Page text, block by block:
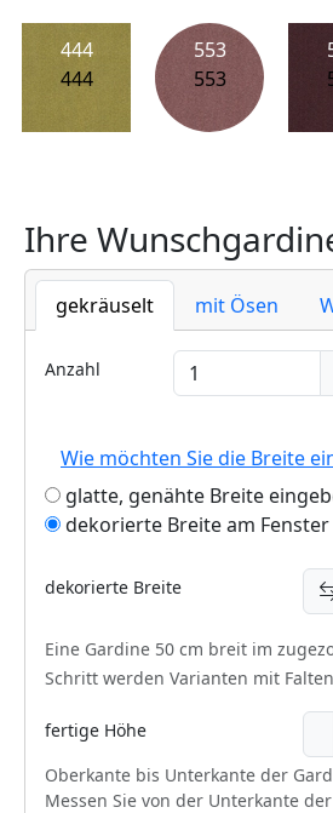
444
444
553
553
Ihre
gekräuselt mit Ösen
Anzahl
Wie möchten Sie die Breite
glatte, genähte Breite
dekorierte Breite am
dekorierte Breite
Eine Gardine 50 cm breit im
Schritt werden Varianten mit
fertige Höhe
Oberkante bis Unterkante der
Messen Sie von der Unterkante